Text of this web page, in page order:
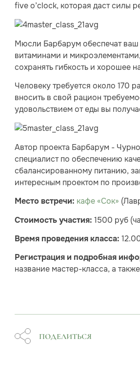
five o’clock, которая даст силы
Мюсли Барбарум обеспечат
витаминами и
сохранять гибкость и хорошее
Человеку требуется около 170
вносить в свой рацион
удовольствием от еды вы
Автор проекта Барбарум -
специалист по обеспечению
сбалансированному питанию,
интересным проектом по
Место встречи: кафе «Сок»
Стоимость участия: 1500 руб
Время проведения класса:
Регистрация и подробная
название мастер-класса, а
ПОДЕЛИТЬСЯ